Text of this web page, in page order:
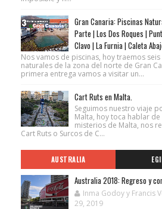
Gran Canaria: Piscinas
Parte | Los Dos Roques |
Clavo | La Furnia | Caleta
Nos vamos de piscinas, hoy traemos
naturales de la zona del norte de Gran
primera entrega vamos a visitar un...
Cart Ruts en Malta.
Seguimos nuestro viaje
Malta, hoy toca hablar
misterios de Malta, nos
Cart Ruts o Surcos de C...
AUSTRALIA
Australia 2018: Regreso y
Inma Godoy y Francis
29, 2019